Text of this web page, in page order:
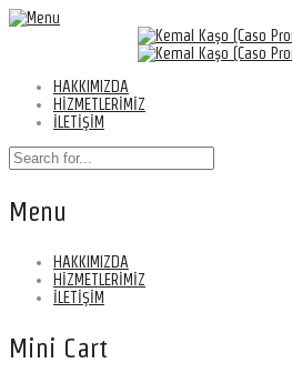
HAKKIMIZDA
HİZMETLERİMİZ
İLETİŞİM
Menu
HAKKIMIZDA
HİZMETLERİMİZ
İLETİŞİM
Mini Cart